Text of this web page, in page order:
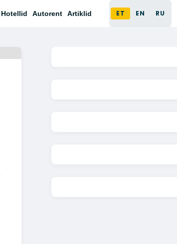
Hotellid Autorent Artiklid ET EN RU